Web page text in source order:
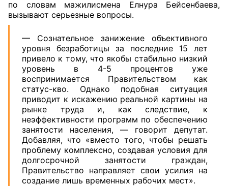
по словам мажилисмена Елнура Бейсенбаева,
вызывают серьезные вопросы.
— Сознательное занижение объективного
уровня безработицы за последние 15 лет
привело к тому, что якобы стабильно низкий
уровень в 4-5 процентов уже
воспринимается Правительством как
статус-кво. Однако подобная ситуация
приводит к искажению реальной картины на
рынке труда и, как следствие, к
неэффективности программ по обеспечению
занятости населения, — говорит депутат.
Добавляя, что «вместо того, чтобы решать
проблему комплексно, создавая условия для
долгосрочной занятости граждан,
Правительство направляет свои усилия на
создание лишь временных рабочих мест».